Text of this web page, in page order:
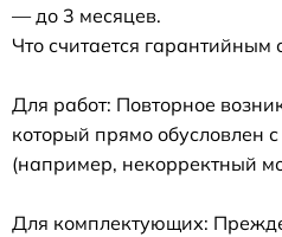
— до 3 месяцев.
Что считается гарантийным
Для работ: Повторное
который прямо обусловлен
(например, некорректный
Для комплектующих: